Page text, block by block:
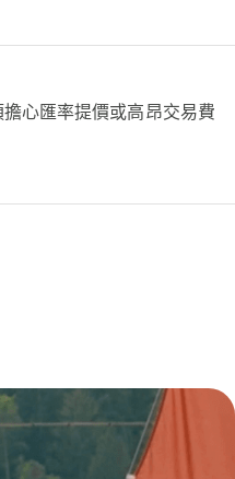
心匯率提價或高昂交易費